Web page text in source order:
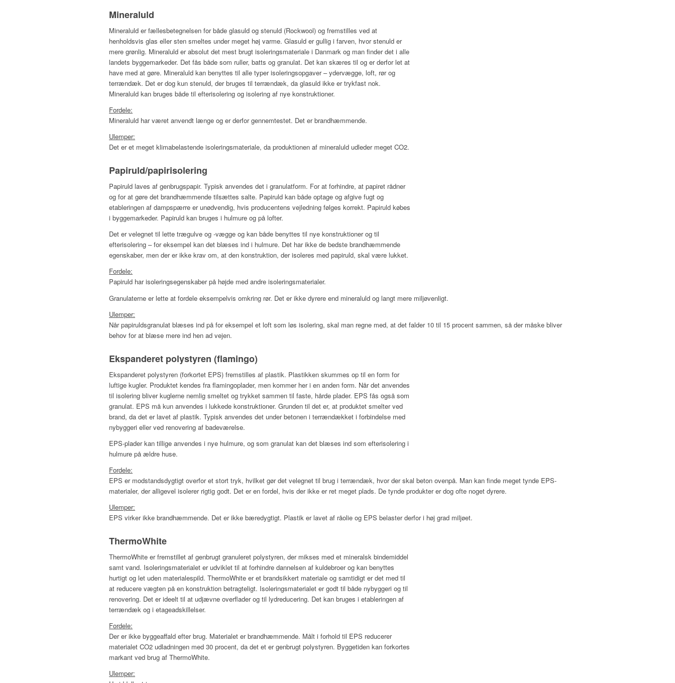
Mineraluld
Mineraluld er fællesbetegnelsen for både glasuld og stenuld (Rockwool) og fremstilles ved at
henholdsvis glas eller sten smeltes under meget høj varme. Glasuld er gullig i farven, hvor stenuld er
mere grønlig. Mineraluld er absolut det mest brugt isoleringsmateriale i Danmark og man finder det i alle
landets byggemarkeder. Det fås både som ruller, batts og granulat. Det kan skæres til og er derfor let at
have med at gøre. Mineraluld kan benyttes til alle typer isoleringsopgaver – ydervægge, loft, rør og
terrændæk. Det er dog kun stenuld, der bruges til terrændæk, da glasuld ikke er trykfast nok.
Mineraluld kan bruges både til efterisolering og isolering af nye konstruktioner.
Fordele:
Mineraluld har været anvendt længe og er derfor gennemtestet. Det er brandhæmmende.
Ulemper:
Det er et meget klimabelastende isoleringsmateriale, da produktionen af mineraluld udleder meget CO2.
Papiruld/papirisolering
Papiruld laves af genbrugspapir. Typisk anvendes det i granulatform. For at forhindre, at papiret rådner
og for at gøre det brandhæmmende tilsættes salte. Papiruld kan både optage og afgive fugt og
etableringen af dampspærre er unødvendig, hvis producentens vejledning følges korrekt. Papiruld købes
i byggemarkeder. Papiruld kan bruges i hulmure og på lofter.
Det er velegnet til lette trægulve og -vægge og kan både benyttes til nye konstruktioner og til
efterisolering – for eksempel kan det blæses ind i hulmure. Det har ikke de bedste brandhæmmende
egenskaber, men der er ikke krav om, at den konstruktion, der isoleres med papiruld, skal være lukket.
Fordele:
Papiruld har isoleringsegenskaber på højde med andre isoleringsmaterialer.
Granulaterne er lette at fordele eksempelvis omkring rør. Det er ikke dyrere end mineraluld og langt mere miljøvenligt.
Ulemper:
Når papiruldsgranulat blæses ind på for eksempel et loft som løs isolering, skal man regne med, at det falder 10 til 15 procent sammen, så der måske bliver
behov for at blæse mere ind hen ad vejen.
Ekspanderet polystyren (flamingo)
Ekspanderet polystyren (forkortet EPS) fremstilles af plastik. Plastikken skummes op til en form for
luftige kugler. Produktet kendes fra flamingoplader, men kommer her i en anden form. Når det anvendes
til isolering bliver kuglerne nemlig smeltet og trykket sammen til faste, hårde plader. EPS fås også som
granulat. EPS må kun anvendes i lukkede konstruktioner. Grunden til det er, at produktet smelter ved
brand, da det er lavet af plastik. Typisk anvendes det under betonen i terrændækket i forbindelse med
nybyggeri eller ved renovering af badeværelse.
EPS-plader kan tillige anvendes i nye hulmure, og som granulat kan det blæses ind som efterisolering i
hulmure på ældre huse.
Fordele:
EPS er modstandsdygtigt overfor et stort tryk, hvilket gør det velegnet til brug i terrændæk, hvor der skal beton ovenpå. Man kan finde meget tynde EPS-
materialer, der alligevel isolerer rigtig godt. Det er en fordel, hvis der ikke er ret meget plads. De tynde produkter er dog ofte noget dyrere.
Ulemper:
EPS virker ikke brandhæmmende. Det er ikke bæredygtigt. Plastik er lavet af råolie og EPS belaster derfor i høj grad miljøet.
ThermoWhite
ThermoWhite er fremstillet af genbrugt granuleret polystyren, der mikses med et mineralsk bindemiddel
samt vand. Isoleringsmaterialet er udviklet til at forhindre dannelsen af kuldebroer og kan benyttes
hurtigt og let uden materialespild. ThermoWhite er et brandsikkert materiale og samtidigt er det med til
at reducere vægten på en konstruktion betragteligt. Isoleringsmaterialet er godt til både nybyggeri og til
renovering. Det er ideelt til at udjævne overflader og til lydreducering. Det kan bruges i etableringen af
terrændæk og i etageadskillelser.
Fordele:
Der er ikke byggeaffald efter brug. Materialet er brandhæmmende. Målt i forhold til EPS reducerer
materialet CO2 udladningen med 30 procent, da det et er genbrugt polystyren. Byggetiden kan forkortes
markant ved brug af ThermoWhite.
Ulemper: